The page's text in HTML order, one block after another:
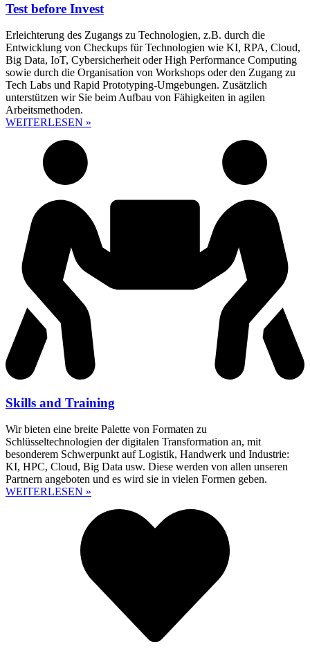
Test before Invest
Erleichterung des Zugangs zu Technologien, z.B. durch die
Entwicklung von Checkups für Technologien wie KI, RPA, Cloud,
Big Data, IoT, Cybersicherheit oder High Performance Computing
sowie durch die Organisation von Workshops oder den Zugang zu
Tech Labs und Rapid Prototyping-Umgebungen. Zusätzlich
unterstützen wir Sie beim Aufbau von Fähigkeiten in agilen
Arbeitsmethoden.
WEITERLESEN »
Skills and Training
Wir bieten eine breite Palette von Formaten zu
Schlüsseltechnologien der digitalen Transformation an, mit
besonderem Schwerpunkt auf Logistik, Handwerk und Industrie:
KI, HPC, Cloud, Big Data usw. Diese werden von allen unseren
Partnern angeboten und es wird sie in vielen Formen geben.
WEITERLESEN »